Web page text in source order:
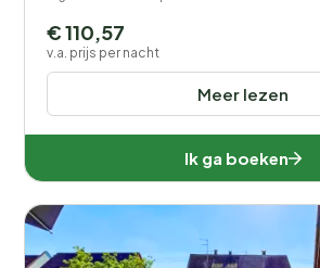
Meer lezen
€ 110,57
v.a. prijs per nacht
Ik ga boeken